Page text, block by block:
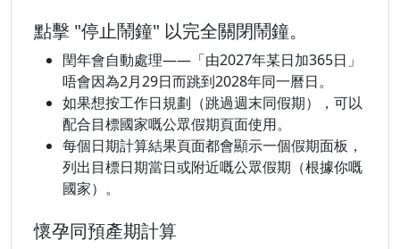
點擊 "停止鬧鐘" 以完全關閉鬧鐘。
閏年會自動處理——「由2027年某日加365日」
唔會因為2月29日而跳到2028年同一曆日。
如果想按工作日規劃（跳過週末同假期），可以
配合目標國家嘅公眾假期頁面使用。
每個日期計算結果頁面都會顯示一個假期面板，
列出目標日期當日或附近嘅公眾假期（根據你嘅
國家）。
懷孕同預產期計算